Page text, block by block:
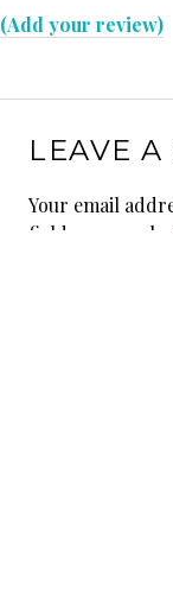
(Add your review)
LEAVE A
Your email
fields are